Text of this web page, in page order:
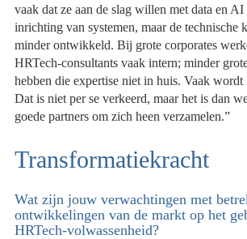
vaak dat ze aan de slag willen met data en AI
inrichting van systemen, maar de technische
minder ontwikkeld. Bij grote corporates
HRTech-consultants vaak intern; minder
hebben die expertise niet in huis. Vaak
Dat is niet per se verkeerd, maar het is dan
goede partners om zich heen verzamelen.”
Transformatiekracht
Wat zijn jouw verwachtingen met
ontwikkelingen van de markt op het
HRTech-volwassenheid?